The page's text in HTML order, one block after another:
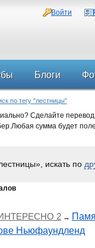
Войти
Блоги
по тегу "лестницы"
Сделайте
сумма будет
искать по
2 →
Ньюфаундленд